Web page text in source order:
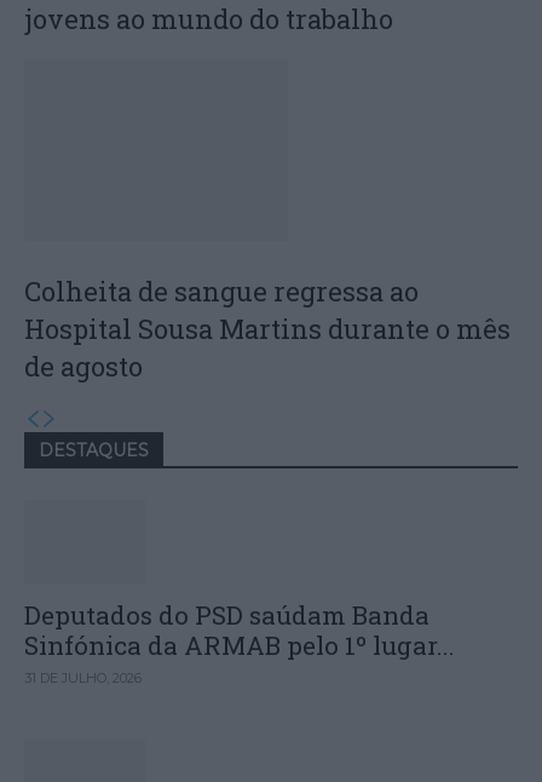
jovens ao mundo do trabalho
Colheita de sangue regressa ao
Hospital Sousa Martins durante o mês
de agosto
DESTAQUES
Deputados do PSD saúdam Banda
Sinfónica da ARMAB pelo 1º lugar...
31 DE JULHO, 2026